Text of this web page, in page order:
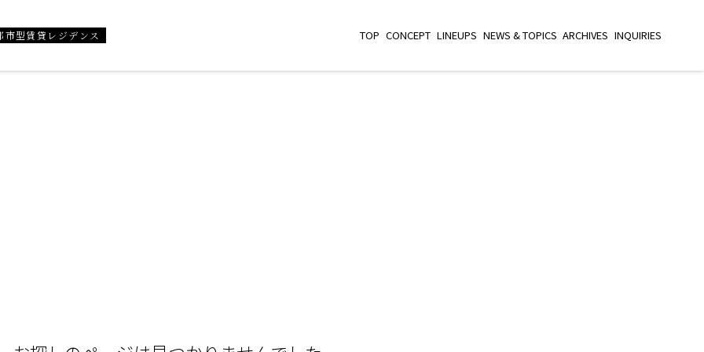
型賃貸レジデンス TOP CONCEPT LINEUPS NEWS & TOPICS ARCHIVES INQUIRIES